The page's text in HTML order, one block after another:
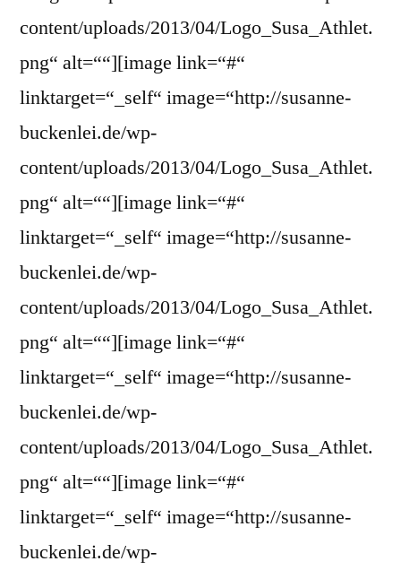
content/uploads/2013/04/Logo_Susa_Athlet.
png“ alt=““][image link=“#“
linktarget=“_self“ image=“http://susanne-
buckenlei.de/wp-
content/uploads/2013/04/Logo_Susa_Athlet.
png“ alt=““][image link=“#“
linktarget=“_self“ image=“http://susanne-
buckenlei.de/wp-
content/uploads/2013/04/Logo_Susa_Athlet.
png“ alt=““][image link=“#“
linktarget=“_self“ image=“http://susanne-
buckenlei.de/wp-
content/uploads/2013/04/Logo_Susa_Athlet.
png“ alt=““][image link=“#“
linktarget=“_self“ image=“http://susanne-
buckenlei.de/wp-